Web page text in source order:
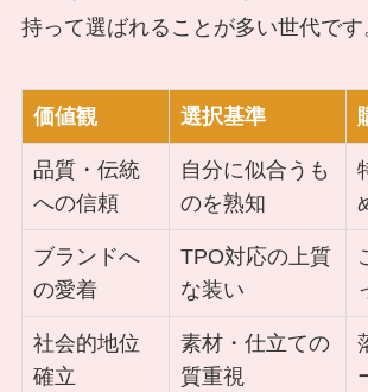
持って選ばれることが多い世代です
価値観 選択基準
品質・伝統
への信頼
自分に似合うも
のを熟知
ブランドへ
の愛着
TPO対応の上質
な装い
社会的地位
確立
素材・仕立ての
質重視